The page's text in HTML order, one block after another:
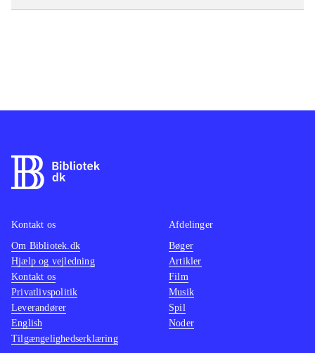
Kontakt os
Om Bibliotek.dk
Hjælp og vejledning
Kontakt os
Privatlivspolitik
Leverandører
English
Tilgængelighedserklæring
Afdelinger
Bøger
Artikler
Film
Musik
Spil
Noder